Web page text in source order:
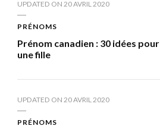
UPDATED ON 20 AVRIL 2020
PRÉNOMS
Prénom canadien : 30 idées pour
une fille
UPDATED ON 20 AVRIL 2020
PRÉNOMS